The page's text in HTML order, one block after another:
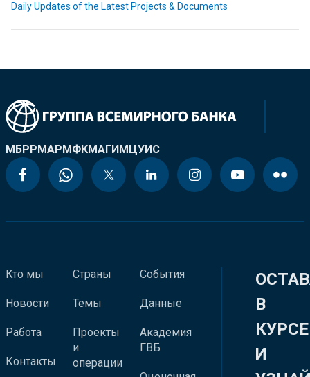
Daily Updates of the Latest Projects & Documents
МБРРМАРМФКМАГИМЦУИС
Кто мы
Новости
Работа
Контакты
Страны
Темы
Проекты
и
операции
События
Данные
Академия
ГВБ
В
КУРСЕ
И